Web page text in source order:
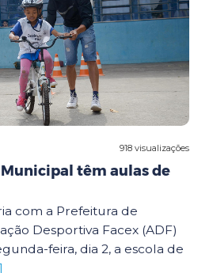
918 visualizações
Municipal têm aulas de
com a Prefeitura de
Desportiva Facex (ADF)
feira, dia 2, a escola de